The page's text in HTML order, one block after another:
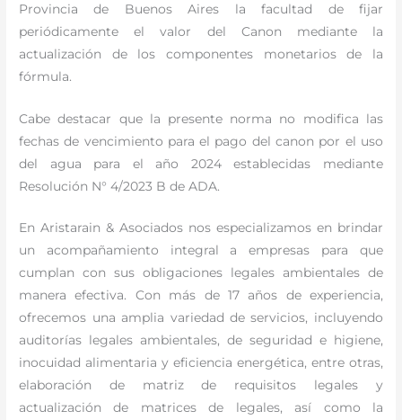
Provincia de Buenos Aires la facultad de fijar
periódicamente el valor del Canon mediante la
actualización de los componentes monetarios de la
fórmula.
Cabe destacar que la presente norma no modifica las
fechas de vencimiento para el pago del canon por el uso
del agua para el año 2024 establecidas mediante
Resolución N° 4/2023 B de ADA.
En Aristarain & Asociados nos especializamos en brindar
un acompañamiento integral a empresas para que
cumplan con sus obligaciones legales ambientales de
manera efectiva. Con más de 17 años de experiencia,
ofrecemos una amplia variedad de servicios, incluyendo
auditorías legales ambientales, de seguridad e higiene,
inocuidad alimentaria y eficiencia energética, entre otras,
elaboración de matriz de requisitos legales y
actualización de matrices de legales, así como la